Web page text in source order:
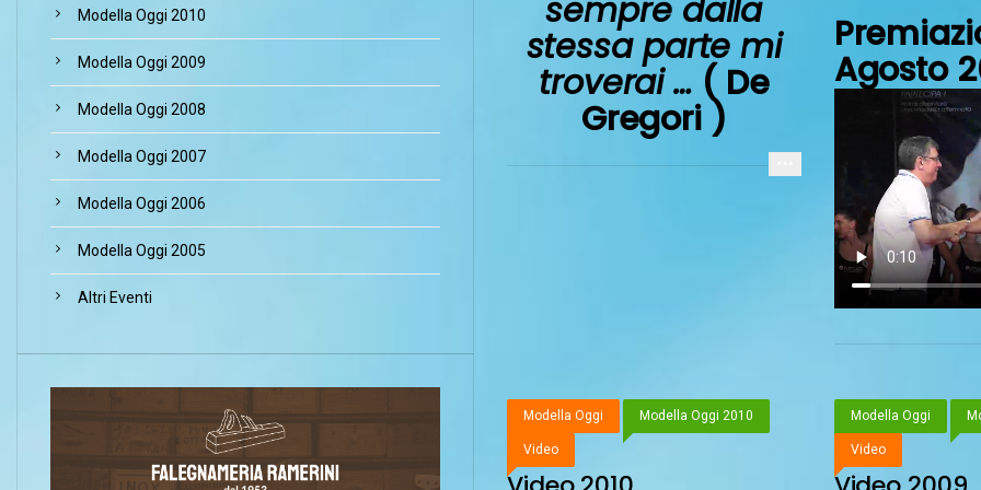
sempre dalla
stessa parte mi
troverai … ( De
Gregori )
Agosto
Modella Oggi Modella Oggi 2010
Video
Modella Oggi
Video
Modella Oggi 2010
Modella Oggi 2009
Modella Oggi 2008
Modella Oggi 2007
Modella Oggi 2006
Modella Oggi 2005
Altri Eventi